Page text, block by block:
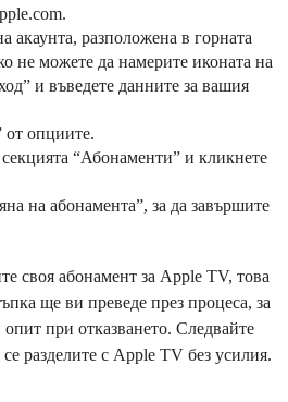
акаунта, разположена в горната
не можете да намерите иконата на
и въведете данните за вашия
от опциите.
“Абонаменти” и кликнете
на абонамента”, за да завършите
своя абонамент за Apple TV, това
ще ви преведе през процеса, за
при отказването. Следвайте
разделите с Apple TV без усилия.